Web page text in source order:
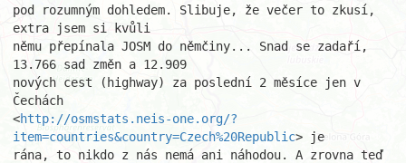
pod rozumným dohledem. Slibuje, že večer to zkusí,
extra jsem si kvůli
němu přepínala JOSM do němčiny... Snad se zadaří,
13.766 sad změn a 12.909
nových cest (highway) za poslední 2 měsíce jen v
Čechách
<http://osmstats.neis-one.org/?
item=countries&country=Czech%20Republic> je
rána, to nikdo z nás nemá ani náhodou. A zrovna teď